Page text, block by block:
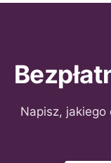
Napisz,